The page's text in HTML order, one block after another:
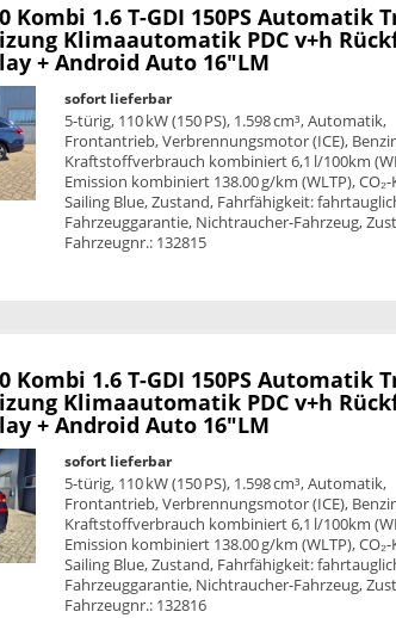
Kombi 1.6 T-GDI 150PS Automatik
Klimaautomatik PDC v+h
+ Android Auto 16"LM
sofort lieferbar
5-türig, 110 kW (150 PS), 1.598 cm³, Automatik,
Frontantrieb, Verbrennungsmotor (ICE),
Kraftstoffverbrauch kombiniert 6,1 l/100km
Emission kombiniert 138.00 g/km (WLTP),
Sailing Blue, Zustand, Fahrfähigkeit:
Fahrzeuggarantie, Nichtraucher-Fahrzeug,
Fahrzeugnr.: 132815
Kombi 1.6 T-GDI 150PS Automatik
Klimaautomatik PDC v+h
+ Android Auto 16"LM
sofort lieferbar
5-türig, 110 kW (150 PS), 1.598 cm³, Automatik,
Frontantrieb, Verbrennungsmotor (ICE),
Kraftstoffverbrauch kombiniert 6,1 l/100km
Emission kombiniert 138.00 g/km (WLTP),
Sailing Blue, Zustand, Fahrfähigkeit:
Fahrzeuggarantie, Nichtraucher-Fahrzeug,
Fahrzeugnr.: 132816